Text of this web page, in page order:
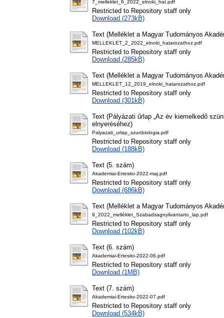
7_melleklet_6_2022_elnoki_hat.pdf
Restricted to Repository staff only
Download (273kB)
Text (Melléklet a Magyar Tudományos
MELLEKLET_2_2022_elnoki_hatarozathoz.pdf
Restricted to Repository staff only
Download (285kB)
Text (Melléklet a Magyar Tudományos
MELLEKLET_12_2019_elnoki_hatarozathoz.pdf
Restricted to Repository staff only
Download (301kB)
Text (Pályázati űrlap „Az év kiemelkedő
elnyeréséhez)
Palyazati_urlap_szunbiologia.pdf
Restricted to Repository staff only
Download (188kB)
Text (5. szám)
Akademiai-Ertesito-2022-maj.pdf
Restricted to Repository staff only
Download (686kB)
Text (Melléklet a Magyar Tudományos
9_2022_melléklet_Szabadsagnyilvantarto_lap.pdf
Restricted to Repository staff only
Download (102kB)
Text (6. szám)
Akademiai-Ertesito-2022-06.pdf
Restricted to Repository staff only
Download (1MB)
Text (7. szám)
Akademiai-Ertesito-2022-07.pdf
Restricted to Repository staff only
Download (534kB)